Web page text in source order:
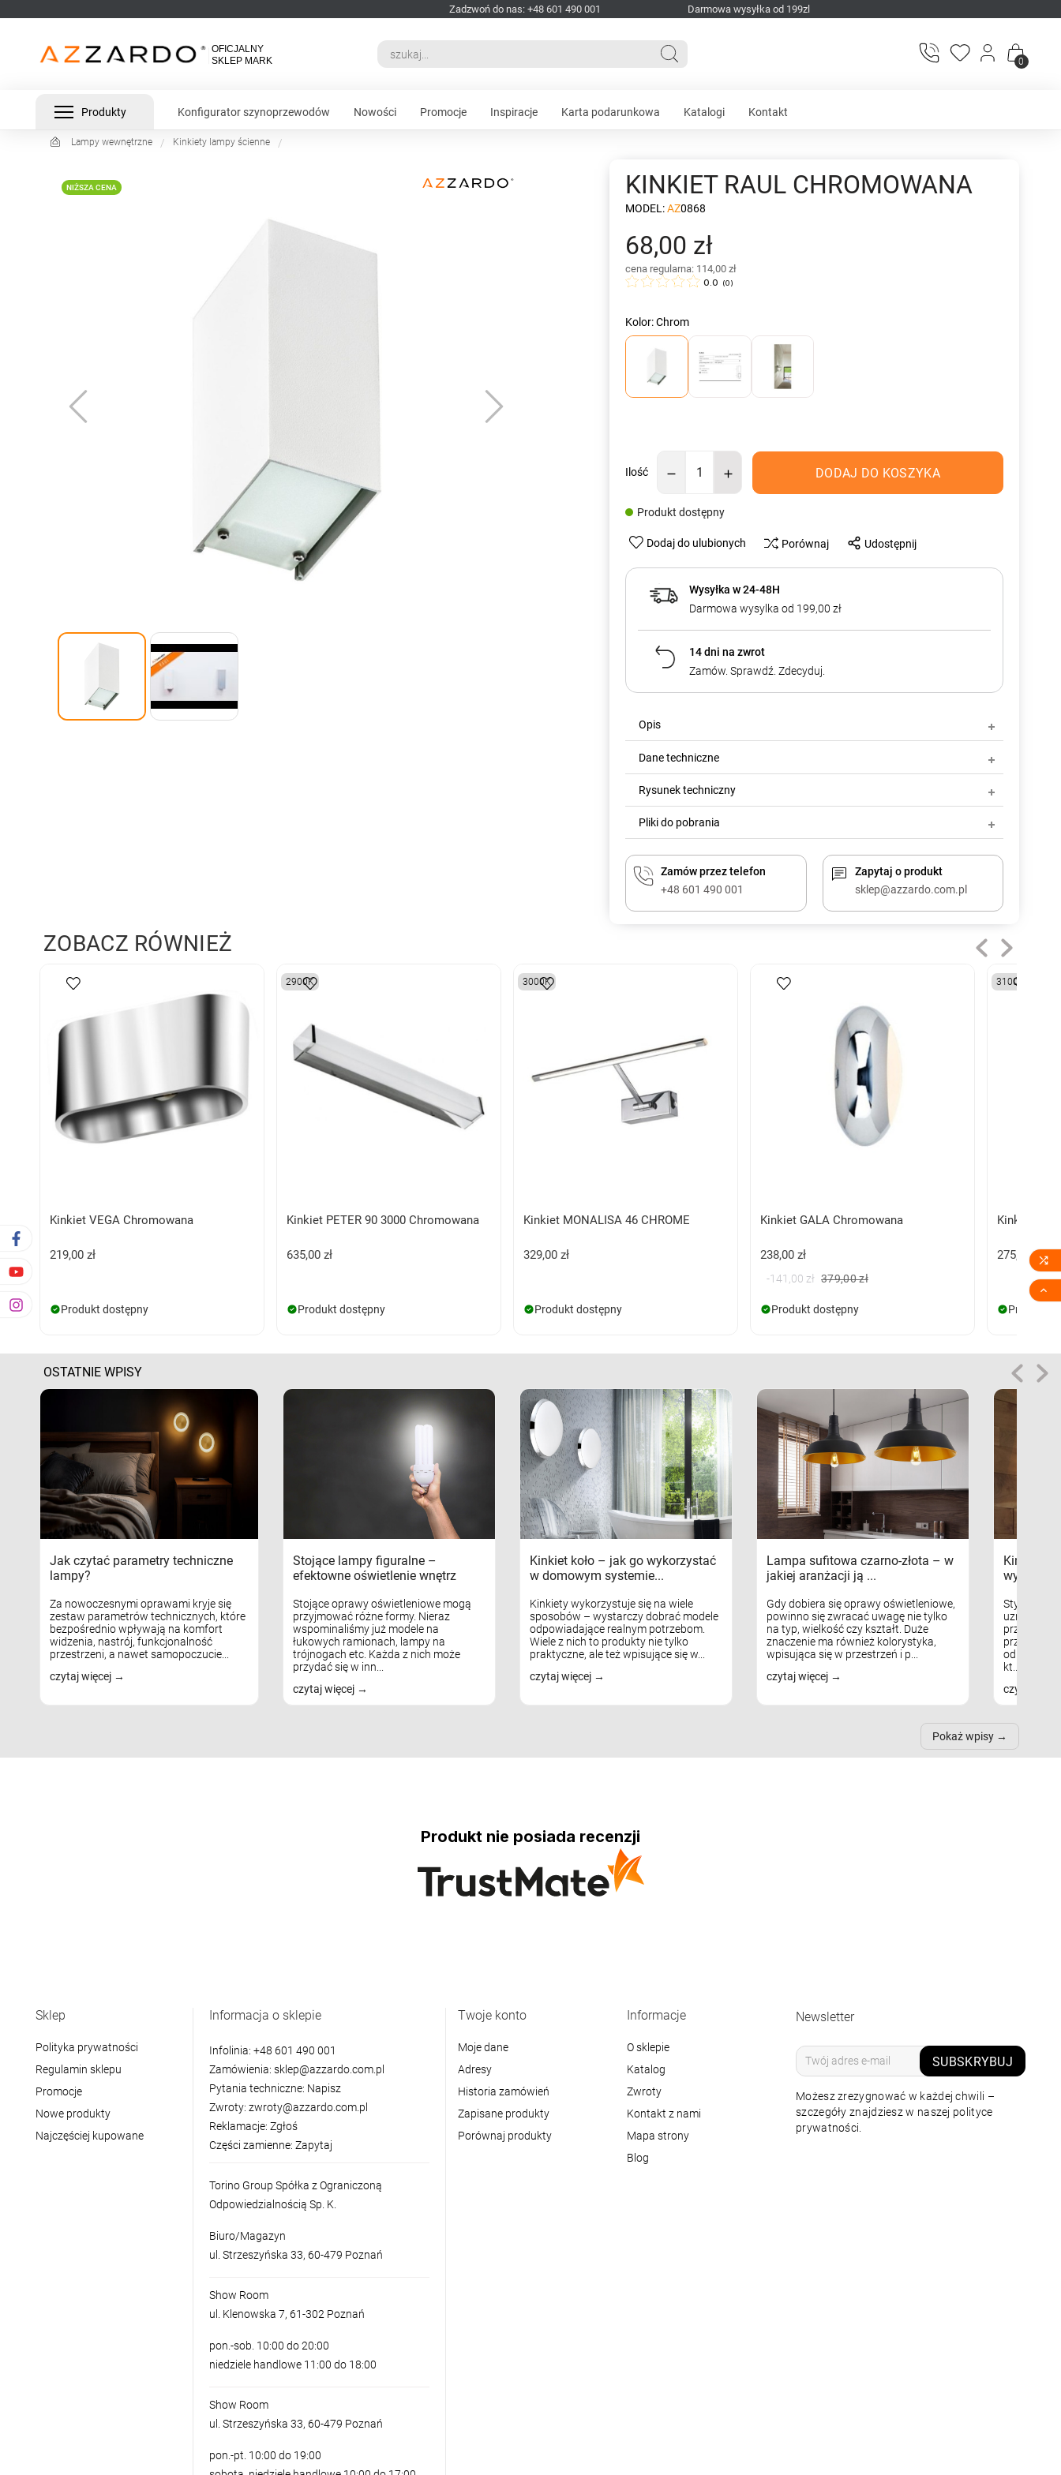
Zadzwoń do nas: +48 601 490 001 Darmowa wysyłka od 199zl
0
Produkty Konfigurator szynoprzewodów Nowości Promocje Inspiracje Karta podarunkowa Katalogi Kontakt
Lampy wewnętrzne Kinkiety lampy ścienne
NIŻSZA CENA KINKIET RAUL CHROMOWANA
MODEL:AZ0868
68,00 zł
cena regularna: 114,00 zł
0.0 (0)
Kolor: Chrom
Ilość DODAJ DO KOSZYKA
Produkt dostępny
Dodaj do ulubionych Porównaj Udostępnij
Wysyłka w 24-48H
Darmowa wysylka od 199,00 zł
14 dni na zwrot
Zamów. Sprawdź. Zdecyduj.
Opis
Dane techniczne
Rysunek techniczny
Pliki do pobrania
Zamów przez telefon
+48 601 490 001
Zapytaj o produkt
sklep@azzardo.com.pl
ZOBACZ RÓWNIEŻ
Kinkiet VEGA Chromowana
219,00 zł
Produkt dostępny
2900K
Kinkiet PETER 90 3000 Chromowana
635,00 zł
Produkt dostępny
3000K
Kinkiet MONALISA 46 CHROME
329,00 zł
Produkt dostępny
Kinkiet GALA Chromowana
238,00 zł
-141,00 zł 379,00 zł
Produkt dostępny
3100K
Kinkiet
275,00 zł
Produkt
OSTATNIE WPISY
Jak czytać parametry techniczne
lampy?
Za nowoczesnymi oprawami kryje się
zestaw parametrów technicznych, które
bezpośrednio wpływają na komfort
widzenia, nastrój, funkcjonalność
przestrzeni, a nawet samopoczucie...
czytaj więcej
Stojące lampy figuralne –
efektowne oświetlenie wnętrz
Stojące oprawy oświetleniowe mogą
przyjmować różne formy. Nieraz
wspominaliśmy już modele na
łukowych ramionach, lampy na
trójnogach etc. Każda z nich może
przydać się w inn...
czytaj więcej
Kinkiet koło – jak go wykorzystać
w domowym systemie...
Kinkiety wykorzystuje się na wiele
sposobów – wystarczy dobrać modele
odpowiadające realnym potrzebom.
Wiele z nich to produkty nie tylko
praktyczne, ale też wpisujące się w...
czytaj więcej
Lampa sufitowa czarno-złota – w
jakiej aranżacji ją ...
Gdy dobiera się oprawy oświetleniowe,
powinno się zwracać uwagę nie tylko
na typ, wielkość czy kształt. Duże
znaczenie ma również kolorystyka,
wpisująca się w przestrzeń i p...
czytaj więcej
Kinkiety
Styl
uznaniem
kt...
czytaj
Pokaż wpisy
Produkt nie posiada recenzji
Sklep
Polityka prywatności
Regulamin sklepu
Promocje
Nowe produkty
Najczęściej kupowane
Informacja o sklepie
Infolinia: +48 601 490 001
Zamówienia: sklep@azzardo.com.pl
Pytania techniczne: Napisz
Zwroty: zwroty@azzardo.com.pl
Reklamacje: Zgłoś
Części zamienne: Zapytaj
Torino Group Spółka z Ograniczoną
Odpowiedzialnością Sp. K.
Biuro/Magazyn
ul. Strzeszyńska 33, 60-479 Poznań
Show Room
ul. Klenowska 7, 61-302 Poznań
pon.-sob. 10:00 do 20:00
niedziele handlowe 11:00 do 18:00
Show Room
ul. Strzeszyńska 33, 60-479 Poznań
pon.-pt. 10:00 do 19:00
Twoje konto
Moje dane
Adresy
Historia zamówień
Zapisane produkty
Porównaj produkty
Informacje
O sklepie
Katalog
Zwroty
Kontakt z nami
Mapa strony
Blog
Newsletter
SUBSKRYBUJ
Możesz zrezygnować w każdej chwili –
szczegóły znajdziesz w naszej polityce
prywatności.

